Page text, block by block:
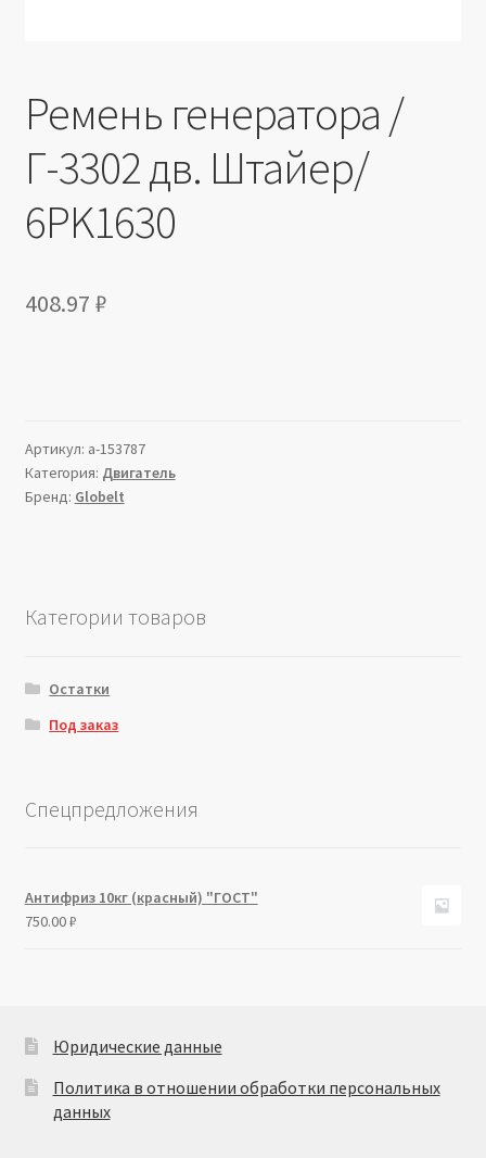
Ремень генератора /
Г-3302 дв. Штайер/
6PK1630
408.97 ₽
Артикул: a-153787
Категория: Двигатель
Бренд: Globelt
Категории товаров
Остатки
Под заказ
Спецпредложения
Антифриз 10кг (красный) "ГОСТ"
750.00₽
Юридические данные
Политика в отношении обработки персональных
данных